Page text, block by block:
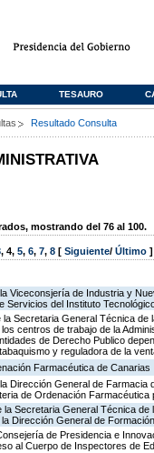
TESAURO
Resultado Consulta
mostrando del 76 al 100.
, 4, 5, 6, 7, 8 [ Siguiente/ Último ]
Viceconsjería de Industria y
Servicios del Instituto
la Secretaria General Técnica
centros de trabajo de la
de Derecho Publico
y reguladora de la
Farmacéutica de Canarias
Dirección General de
de Ordenación Farmacéutica
la Secretaria General Técnica
Dirección General de
de Presidencia e
al Cuerpo de Inspectores de